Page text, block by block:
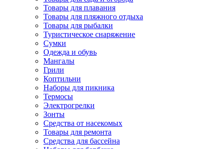
Товары для плавания
Товары для пляжного отдыха
Товары для рыбалки
Туристическое снаряжение
Сумки
Одежда и обувь
Мангалы
Грили
Коптильни
Наборы для пикника
Термосы
Электрогрелки
Зонты
Средства от насекомых
Товары для ремонта
Средства для бассейна